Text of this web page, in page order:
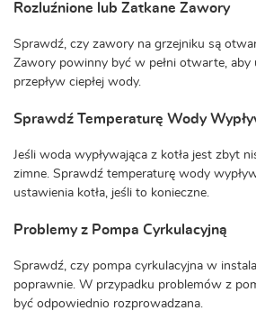
Rozluźnione lub Zatkane Zawory
Sprawdź, czy zawory na grzejniku są
Zawory powinny być w pełni otwarte,
przepływ ciepłej wody.
Sprawdź Temperaturę Wody
Jeśli woda wypływająca z kotła jest zbyt
zimne. Sprawdź temperaturę wody
ustawienia kotła, jeśli to konieczne.
Problemy z Pompa Cyrkulacyjną
Sprawdź, czy pompa cyrkulacyjna w
poprawnie. W przypadku problemów z
być odpowiednio rozprowadzana.